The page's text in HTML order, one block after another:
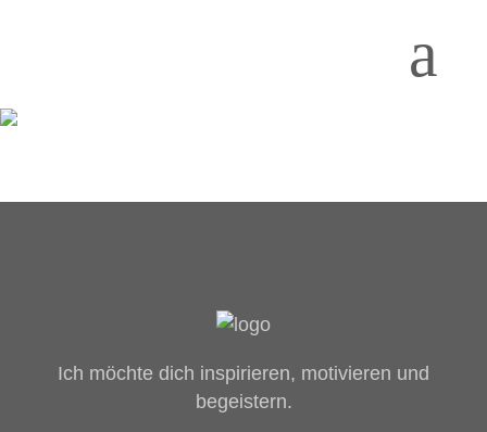
Ich möchte dich inspirieren, motivieren und
begeistern.